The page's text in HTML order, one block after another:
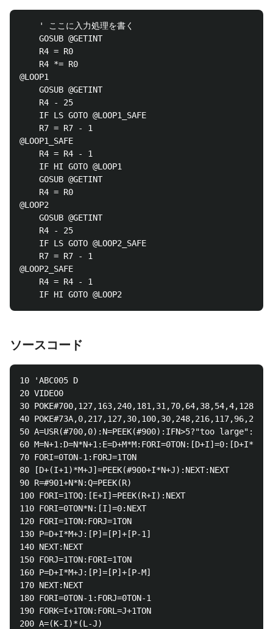
@LOOP1
@LOOP1_SAFE
@LOOP2
@LOOP2_SAFE
ソースコード
10 'ABC005 D
20 VIDEO0
30
40
50 A=USR(#700,0):N=PEEK(#900):IFN>5?"too
60
70 FORI=0TON-1:FORJ=1TON
80 [D+(I+1)*M+J]=PEEK(#900+I*N+J):NEXT:NEXT
90 R=#901+N*N:Q=PEEK(R)
100 FORI=1TOQ:[E+I]=PEEK(R+I):NEXT
110 FORI=0TON*N:[I]=0:NEXT
120 FORI=1TON:FORJ=1TON
130 P=D+I*M+J:[P]=[P]+[P-1]
140 NEXT:NEXT
150 FORJ=1TON:FORI=1TON
160 P=D+I*M+J:[P]=[P]+[P-M]
170 NEXT:NEXT
180 FORI=0TON-1:FORJ=0TON-1
190 FORK=I+1TON:FORL=J+1TON
200 A=(K-I)*(L-J)